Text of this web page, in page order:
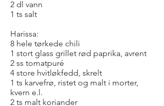
2 dl vann
1 ts salt
Harissa:
8 hele tørkede chili
1 stort glass grillet rød paprika, avrent
2 ss tomatpuré
4 store hvitløkfedd, skrelt
1 ts karvefrø, ristet og malt i morter,
kvern e.l.
2 ts malt koriander